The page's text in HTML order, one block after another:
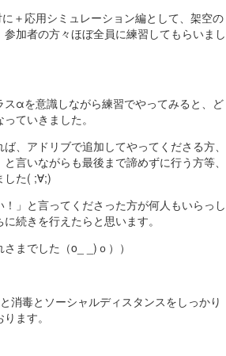
＋応用シミュレーション編として、架空の
加者の方々ほぼ全員に練習してもらいまし
αを意識しながら練習でやってみると、ど
ていきました。
、アドリブで追加してやってくださる方、
言いながらも最後まで諦めずに行う方等、
した( ;∀;)
」と言ってくださった方が何人もいらっし
続きを行えたらと思います。
までした（o_ _)ｏ））
消毒とソーシャルディスタンスをしっかり
ます。